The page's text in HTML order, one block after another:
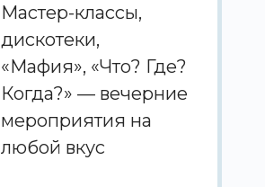
Мастер-классы,
дискотеки,
«Мафия», «Что? Где?
Когда?» — вечерние
мероприятия на
любой вкус